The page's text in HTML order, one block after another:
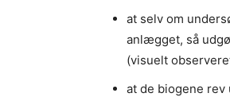
at selv om
anlægget, så
(visuelt
at de biogene